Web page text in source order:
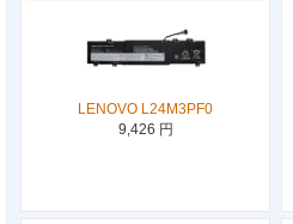
LENOVO L24M3PF0
9,426 円